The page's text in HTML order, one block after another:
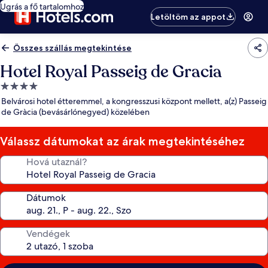
Ugrás a fő tartalomhoz
Letöltöm az appot
Összes szállás megtekintése
Hotel Royal Passeig de Gracia
4.0
csillagos
szálláshely
Belvárosi hotel étteremmel, a kongresszusi központ mellett, a(z) Passeig
de Gràcia (bevásárlónegyed) közelében
Válassz dátumokat az árak megtekintéséhez
Hová utaznál?
Dátumok
Vendégek